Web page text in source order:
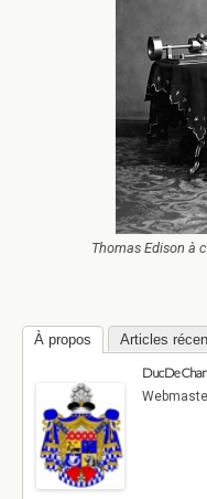
Thomas Edison à
À propos
Articles
Duc De